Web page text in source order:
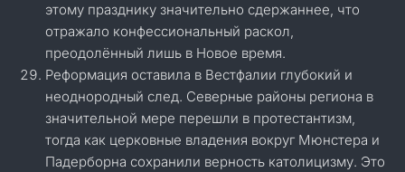
этому празднику значительно сдержаннее, что
отражало конфессиональный раскол,
преодолённый лишь в Новое время.
Реформация оставила в Вестфалии глубокий и
неоднородный след. Северные районы региона в
значительной мере перешли в протестантизм,
тогда как церковные владения вокруг Мюнстера и
Падерборна сохранили верность католицизму. Это